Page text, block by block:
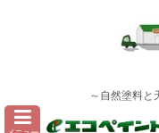
～自然塗料と